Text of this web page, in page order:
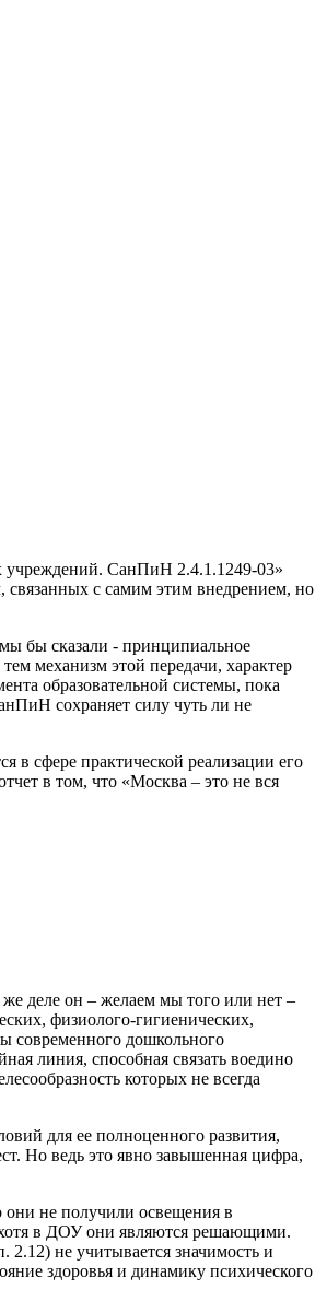
учреждений. СанПиН 2.4.1.1249-03»
связанных с самим этим внедрением, но
бы сказали - принципиальное
механизм этой передачи, характер
образовательной системы, пока
сохраняет силу чуть ли не
в сфере практической реализации его
в том, что «Москва – это не вся
деле он – желаем мы того или нет –
физиолого-гигиенических,
современного дошкольного
линия, способная связать воедино
которых не всегда
для ее полноценного развития,
Но ведь это явно завышенная цифра,
они не получили освещения в
хотя в ДОУ они являются решающими.
не учитывается значимость и
здоровья и динамику психического